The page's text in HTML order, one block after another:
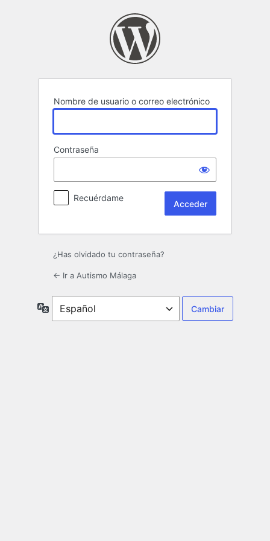
Nombre de usuario o correo electrónico
Contraseña
Recuérdame
¿Has olvidado tu contraseña?
← Ir a Autismo Málaga
Idioma